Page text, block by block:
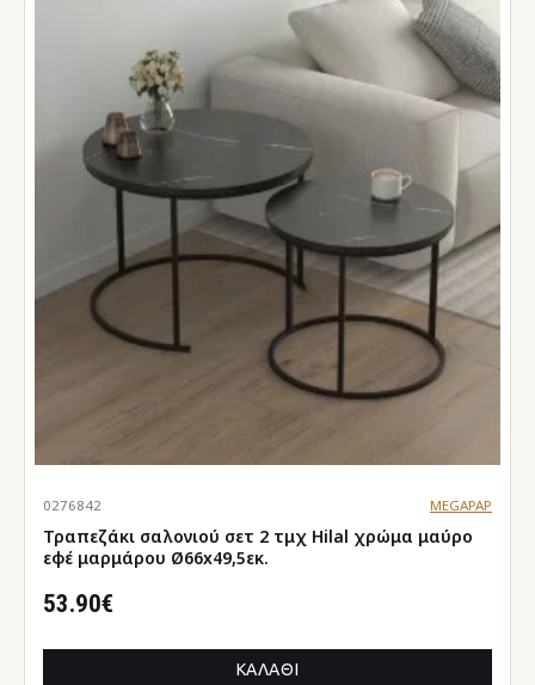
0276842 MEGAPAP
Τραπεζάκι σαλονιού σετ 2 τμχ Hilal χρώμα μαύρο
εφέ μαρμάρου Ø66x49,5εκ.
53.90€
ΚΑΛΆΘΙ